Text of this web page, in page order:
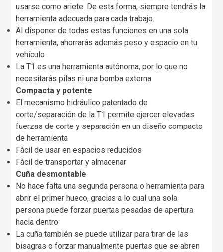
usarse como ariete. De esta forma, siempre tendrás la
herramienta adecuada para cada trabajo.
Al disponer de todas estas funciones en una sola
herramienta, ahorrarás además peso y espacio en tu
vehículo
La T1 es una herramienta autónoma, por lo que no
necesitarás pilas ni una bomba externa
Compacta y potente
El mecanismo hidráulico patentado de
corte/separación de la T1 permite ejercer elevadas
fuerzas de corte y separación en un diseño compacto
de herramienta
Fácil de usar en espacios reducidos
Fácil de transportar y almacenar
Cuña desmontable
No hace falta una segunda persona o herramienta para
abrir el primer hueco, gracias a lo cual una sola
persona puede forzar puertas pesadas de apertura
hacia dentro
La cuña también se puede utilizar para tirar de las
bisagras o forzar manualmente puertas que se abren